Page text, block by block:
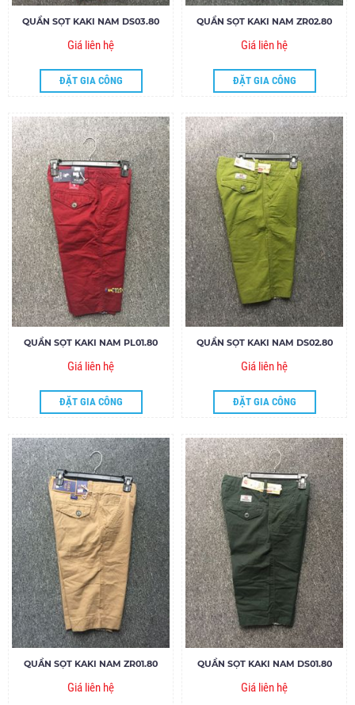
QUẦN SỌT KAKI NAM DS03.80
Giá liên hệ
ĐẶT GIA CÔNG
QUẦN SỌT KAKI NAM ZR02.80
Giá liên hệ
ĐẶT GIA CÔNG
QUẦN SỌT KAKI NAM PL01.80
Giá liên hệ
ĐẶT GIA CÔNG
QUẦN SỌT KAKI NAM DS02.80
Giá liên hệ
ĐẶT GIA CÔNG
QUẦN SỌT KAKI NAM ZR01.80
Giá liên hệ
QUẦN SỌT KAKI NAM DS01.80
Giá liên hệ